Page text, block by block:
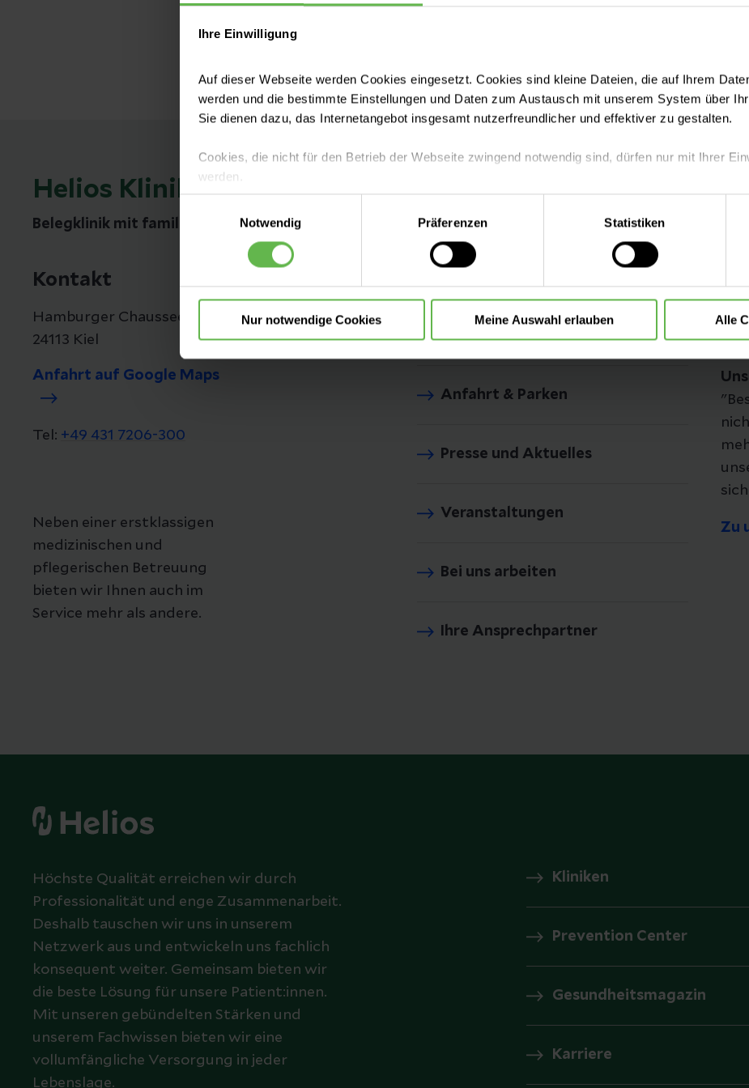
Ihre Einwilligung
Auf dieser Webseite werden Cookies eingesetzt. Cookies sind kleine Dateien, die auf Ihrem
werden und die bestimmte Einstellungen und Daten zum Austausch mit unserem System über
Sie dienen dazu, das Internetangebot insgesamt nutzerfreundlicher und effektiver zu gestalten.
Cookies, die nicht für den Betrieb der Webseite zwingend notwendig sind, dürfen nur mit Ihrer
werden.
Es steht Ihnen frei, unsere Seite mit nur den notwendigen Cookies zu benutzen, eine individuelle
nicht notwendigen Cookies zu treffen oder durch Auswahl von „Alle Cookies akzeptieren“ in die
einzuwilligen. Ihre Auswahlentscheidung können Sie jederzeit ändern oder widerrufen.
Notwendig
Präferenzen Statistiken
Nur notwendige Cookies Meine Auswahl erlauben Alle
Helios Klinik Kiel
Belegklinik mit familiärem Charakter
Kontakt
Hamburger Chaussee 77
24113 Kiel
Anfahrt auf Google Maps
Tel: +49 431 7206-300
Neben einer erstklassigen
medizinischen und
pflegerischen Betreuung
bieten wir Ihnen auch im
Service mehr als andere.
Aufenthalt planen
Anfahrt & Parken
Presse und Aktuelles
Veranstaltungen
Bei uns arbeiten
Ihre Ansprechpartner
Zu
Höchste Qualität erreichen wir durch
Professionalität und enge Zusammenarbeit.
Deshalb tauschen wir uns in unserem
Netzwerk aus und entwickeln uns fachlich
konsequent weiter. Gemeinsam bieten wir
die beste Lösung für unsere Patient:innen.
Mit unseren gebündelten Stärken und
unserem Fachwissen bieten wir eine
vollumfängliche Versorgung in jeder
Lebenslage.
Kliniken
Prevention Center
Gesundheitsmagazin
Karriere